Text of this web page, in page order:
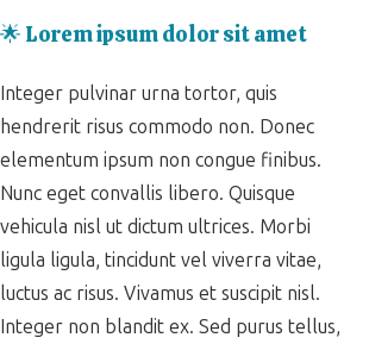
🌟 Lorem ipsum dolor sit amet
Integer pulvinar urna tortor, quis
hendrerit risus commodo non. Donec
elementum ipsum non congue finibus.
Nunc eget convallis libero. Quisque
vehicula nisl ut dictum ultrices. Morbi
ligula ligula, tincidunt vel viverra vitae,
luctus ac risus. Vivamus et suscipit nisl.
Integer non blandit ex. Sed purus tellus,